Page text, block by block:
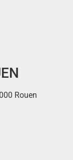
Rouen